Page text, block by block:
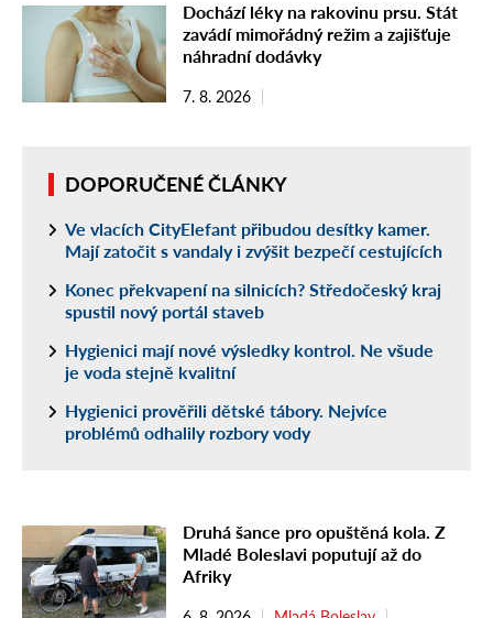
Dochází léky na rakovinu prsu. Stát
zavádí mimořádný režim a zajišťuje
náhradní dodávky
7. 8. 2026
DOPORUČENÉ ČLÁNKY
Ve vlacích CityElefant přibudou desítky kamer.
Mají zatočit s vandaly i zvýšit bezpečí cestujících
Konec překvapení na silnicích? Středočeský kraj
spustil nový portál staveb
Hygienici mají nové výsledky kontrol. Ne všude
je voda stejně kvalitní
Hygienici prověřili dětské tábory. Nejvíce
problémů odhalily rozbory vody
Druhá šance pro opuštěná kola. Z
Mladé Boleslavi poputují až do
Afriky